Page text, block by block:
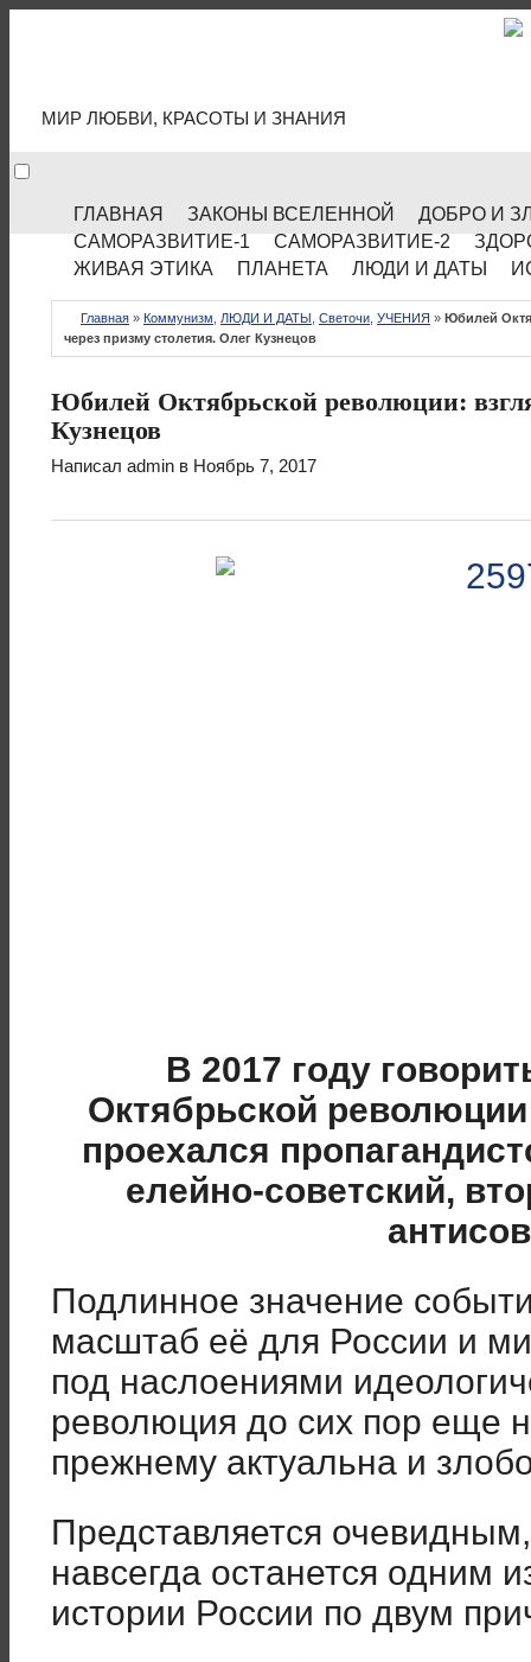
МИР ЛЮБВИ, КРАСОТЫ И ЗНАНИЯ
ГЛАВНАЯ ЗАКОНЫ ВСЕЛЕННОЙ
ДОБРО И
САМОРАЗВИТИЕ-1
САМОРАЗВИТИЕ-2
ЖИВАЯ ЭТИКА
ПЛАНЕТА ЛЮДИ И ДАТЫ
Главная » Коммунизм ЛЮДИ И ДАТЫ Светочи УЧЕНИЯ » Юбилей
через призму столетия. Олег Кузнецов
Юбилей Октябрьской революции:
Кузнецов
Написал admin в Ноябрь 7, 2017
В 2017 году
Октябрьской
проехался
елейно-советский,
Подлинное значение
масштаб её для России и
под наслоениями
революция до сих пор еще
прежнему актуальна и
Представляется
навсегда останется одним
истории России по двум